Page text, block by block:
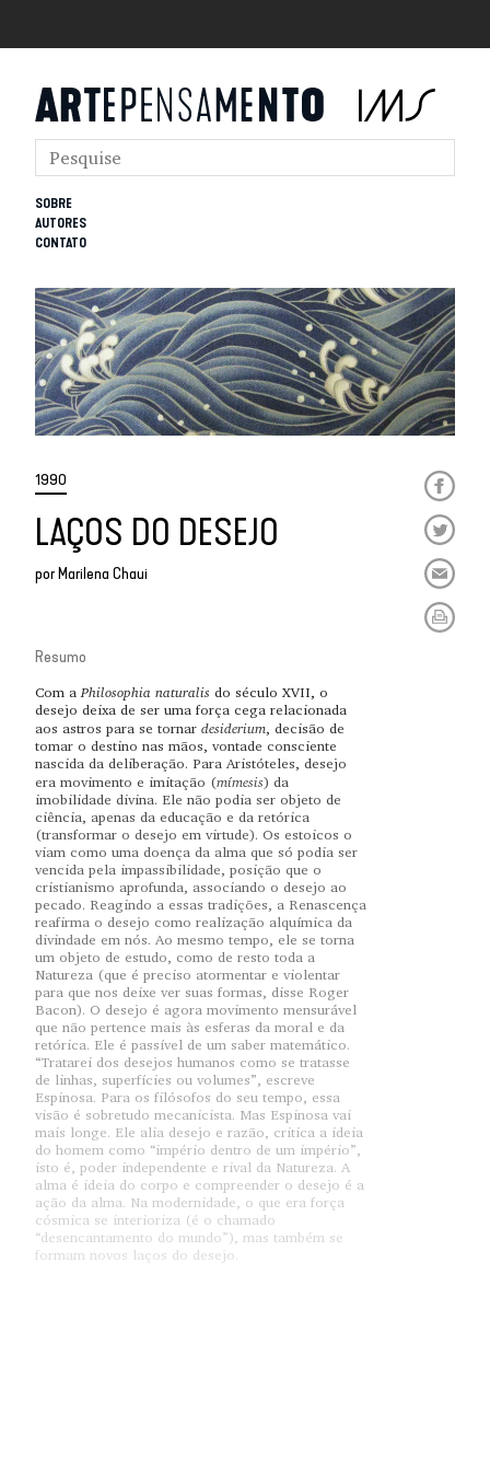
SOBRE
AUTORES
CONTATO
1990
LAÇOS DO DESEJO
porMarilena Chaui
Resumo
Com a Philosophia naturalis do século XVII, o
desejo deixa de ser uma força cega relacionada
aos astros para se tornar desiderium, decisão de
tomar o destino nas mãos, vontade consciente
nascida da deliberação. Para Aristóteles, desejo
era movimento e imitação (mímesis) da
imobilidade divina. Ele não podia ser objeto de
ciência, apenas da educação e da retórica
(transformar o desejo em virtude). Os estoicos o
viam como uma doença da alma que só podia ser
vencida pela impassibilidade, posição que o
cristianismo aprofunda, associando o desejo ao
pecado. Reagindo a essas tradições, a Renascença
reafirma o desejo como realização alquímica da
divindade em nós. Ao mesmo tempo, ele se torna
um objeto de estudo, como de resto toda a
Natureza (que é preciso atormentar e violentar
para que nos deixe ver suas formas, disse Roger
Bacon). O desejo é agora movimento mensurável
que não pertence mais às esferas da moral e da
retórica. Ele é passível de um saber matemático.
“Tratarei dos desejos humanos como se tratasse
de linhas, superfícies ou volumes”, escreve
Espinosa. Para os filósofos do seu tempo, essa
visão é sobretudo mecanicista. Mas Espinosa vai
mais longe. Ele alia desejo e razão, critica a ideia
do homem como “império dentro de um império”,
isto é, poder independente e rival da Natureza. A
alma é ideia do corpo e compreender o desejo é a
ação da alma. Na modernidade, o que era força
cósmica se interioriza (é o chamado
“desencantamento do mundo”), mas também se
formam novos laços do desejo.